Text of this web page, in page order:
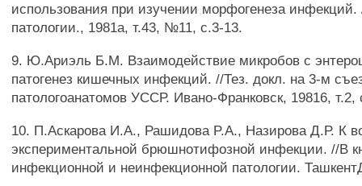
использования при изучении морфогенеза
патологии., 1981а, т.43, №11, с.3-13.
9. Ю.Ариэль Б.М. Взаимодействие микробов с
патогенез кишечных инфекций. //Тез. докл. на 3-м
патологоанатомов УССР. Ивано-Франковск, 19816, т.2,
10. П.Аскарова И.А., Рашидова P.A., Назирова Д.Р. К
экспериментальной брюшнотифозной инфекции. //В
инфекционной и неинфекционной патологии.